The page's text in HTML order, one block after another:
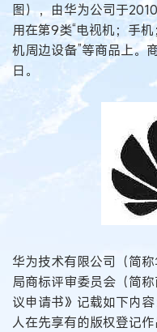
图），由华为公司于
用在第9类“电视机；手
机周边设备”等商品上。
日。
华为技术有限公司（简
局商标评审委员会（简
议申请书》记载如下内容
人在先享有的版权登记